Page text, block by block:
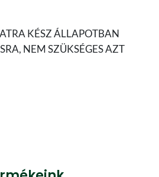
KÉSZ ÁLLAPOTBAN
NEM SZÜKSÉGES AZT